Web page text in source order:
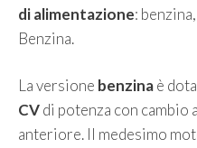
di alimentazione:
Benzina.
La versione benzinaè
CVdi potenza con
anteriore. Il medesimo